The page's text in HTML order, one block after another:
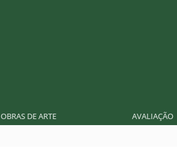
OBRAS DE ARTE AVALIAÇÃO